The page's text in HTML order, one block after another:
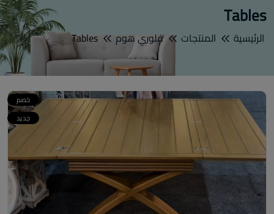
Tables
الرئيسية المنتجات فلوري هوم Tables
خصم
جديد